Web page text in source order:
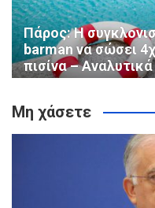
Πάρος: Η
barman να σώσει
πισίνα –
Μη χάσετε